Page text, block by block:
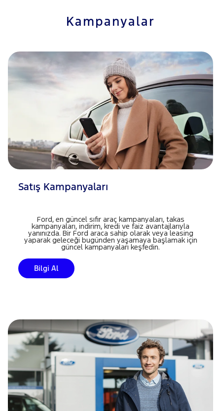
Kampanyalar
Satış Kampanyaları
Ford, en güncel sıfır araç kampanyaları, takas
kampanyaları, indirim, kredi ve faiz avantajlarıyla
yanınızda. Bir Ford araca sahip olarak veya leasing
yaparak geleceği bugünden yaşamaya başlamak için
güncel kampanyaları keşfedin.
Bilgi Al